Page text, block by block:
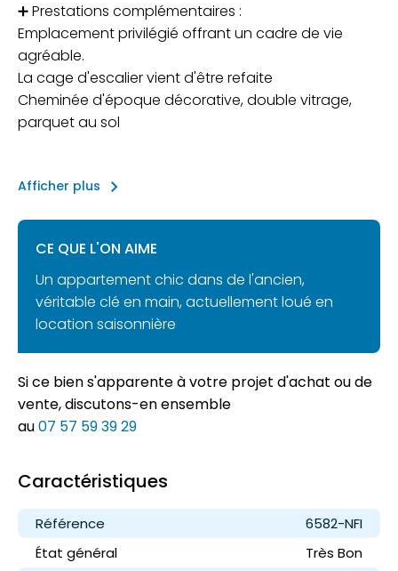
➕ Prestations complémentaires :
Emplacement privilégié offrant un cadre de vie
agréable.
La cage d'escalier vient d'être refaite
Cheminée d'époque décorative, double vitrage,
parquet au sol
Afficher plus keyboard_arrow_right
CE QUE L'ON AIME
Un appartement chic dans de l'ancien,
véritable clé en main, actuellement loué en
location saisonnière
Si ce bien s'apparente à votre projet d'achat ou de
vente, discutons-en ensemble
au07 57 59 39 29
Caractéristiques
Référence
6582-NFI
État général
Très Bon